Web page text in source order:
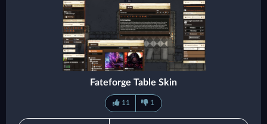
Fateforge Table Skin
11 1